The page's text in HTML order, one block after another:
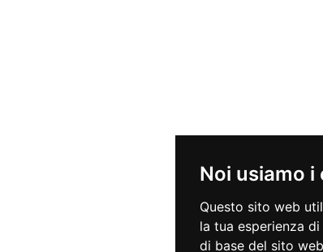
Noi usiamo i
Questo sito web
la tua esperienza
di base del sito web